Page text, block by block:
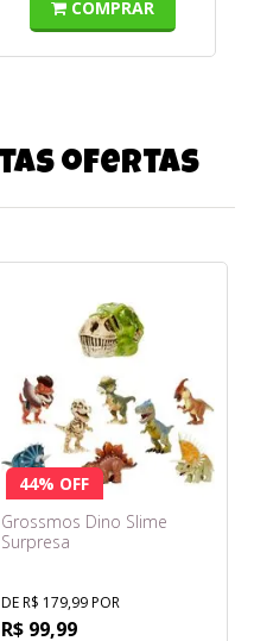
COMPRAR
ofertas
44% OFF
Grossmos Dino Slime
Surpresa
DE R$ 179,99 POR
R$ 99,99